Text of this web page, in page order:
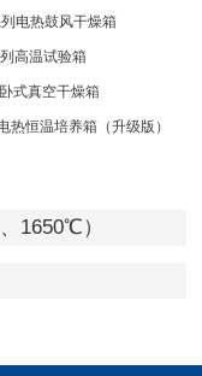
电热鼓风干燥箱
高温试验箱
式真空干燥箱
热恒温培养箱（升级版）
1650℃）